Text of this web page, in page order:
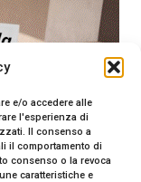
e/o accedere alle
l'esperienza di
Il consenso a
il comportamento di
consenso o la revoca
caratteristiche e